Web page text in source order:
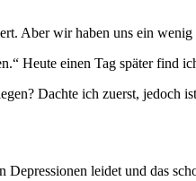
Aber wir haben uns ein
Heute einen Tag später find
Dachte ich zuerst, jedoch
leidet und das